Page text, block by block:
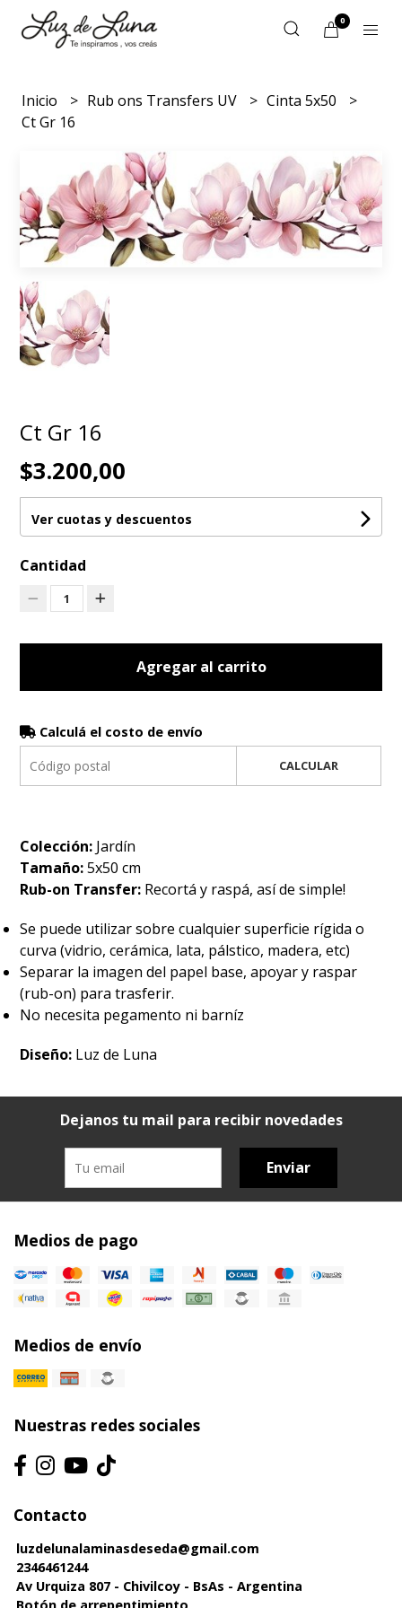
0
Inicio Rub ons Transfers UV
Cinta 5x50
Ct Gr 16
Ct Gr 16
$3.200,00
Ver cuotas y descuentos
Cantidad
1
Agregar al carrito
Calculá el costo de envío
CALCULAR
Colección: Jardín
Tamaño:5x50 cm
Rub-on Transfer: Recortá y raspá, así de simple!
Se puede utilizar sobre cualquier superficie rígida o
curva (vidrio, cerámica, lata, pálstico, madera, etc)
Separar la imagen del papel base, apoyar y raspar
(rub-on) para trasferir.
No necesita pegamento ni barníz
Diseño: Luz de Luna
Dejanos tu mail para recibir novedades
Enviar
Medios de pago
Medios de envío
Nuestras redes sociales
Contacto
luzdelunalaminasdeseda@gmail.com
2346461244
Av Urquiza 807 - Chivilcoy - BsAs - Argentina